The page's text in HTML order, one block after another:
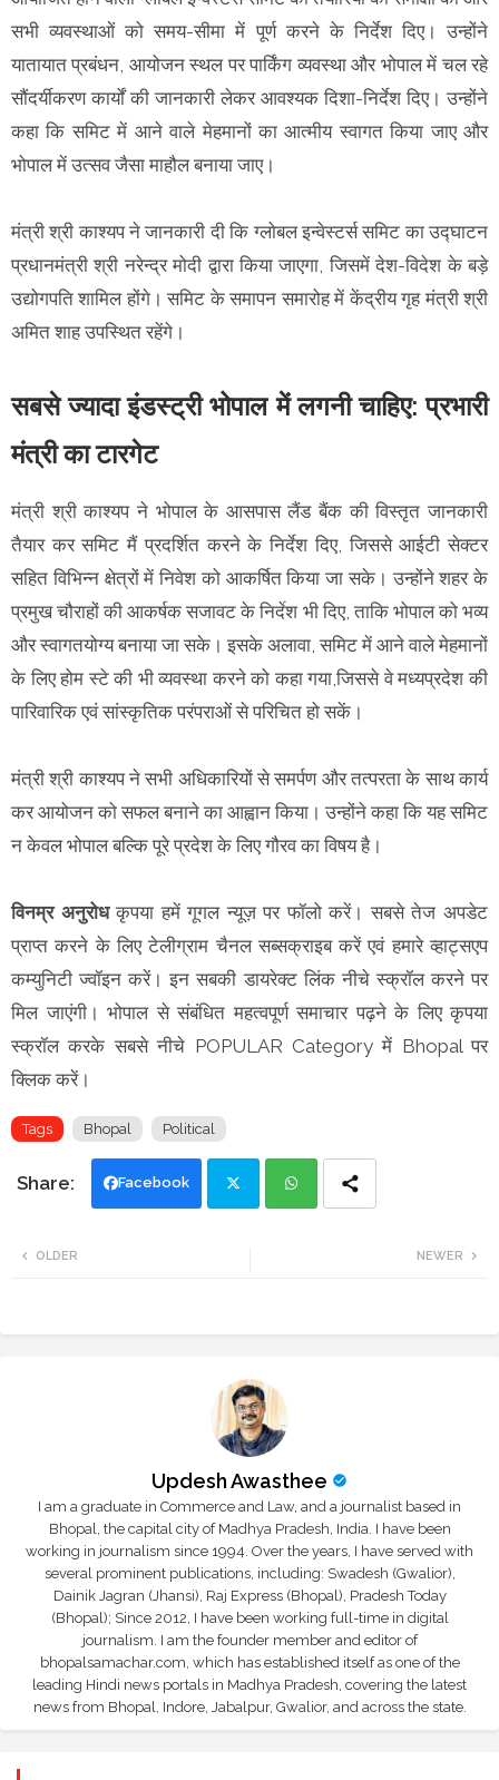
सभी व्यवस्थाओं को समय-सीमा में पूर्ण करने के निर्देश दिए। उन्होंने
यातायात प्रबंधन, आयोजन स्थल पर पार्किंग व्यवस्था और भोपाल में चल रहे
सौंदर्यीकरण कार्यों की जानकारी लेकर आवश्यक दिशा-निर्देश दिए। उन्होंने
कहा कि समिट में आने वाले मेहमानों का आत्मीय स्वागत किया जाए और
भोपाल में उत्सव जैसा माहौल बनाया जाए।
मंत्री श्री काश्यप ने जानकारी दी कि ग्लोबल इन्वेस्टर्स समिट का उद्घाटन
प्रधानमंत्री श्री नरेन्द्र मोदी द्वारा किया जाएगा, जिसमें देश-विदेश के बड़े
उद्योगपति शामिल होंगे। समिट के समापन समारोह में केंद्रीय गृह मंत्री श्री
अमित शाह उपस्थित रहेंगे।
सबसे ज्यादा इंडस्ट्री भोपाल में लगनी चाहिए: प्रभारी
मंत्री का टारगेट
मंत्री श्री काश्यप ने भोपाल के आसपास लैंड बैंक की विस्तृत जानकारी
तैयार कर समिट मैं प्रदर्शित करने के निर्देश दिए, जिससे आईटी सेक्टर
सहित विभिन्न क्षेत्रों में निवेश को आकर्षित किया जा सके। उन्होंने शहर के
प्रमुख चौराहों की आकर्षक सजावट के निर्देश भी दिए, ताकि भोपाल को भव्य
और स्वागतयोग्य बनाया जा सके। इसके अलावा, समिट में आने वाले मेहमानों
के लिए होम स्टे की भी व्यवस्था करने को कहा गया,जिससे वे मध्यप्रदेश की
पारिवारिक एवं सांस्कृतिक परंपराओं से परिचित हो सकें।
मंत्री श्री काश्यप ने सभी अधिकारियों से समर्पण और तत्परता के साथ कार्य
कर आयोजन को सफल बनाने का आह्वान किया। उन्होंने कहा कि यह समिट
न केवल भोपाल बल्कि पूरे प्रदेश के लिए गौरव का विषय है।
विनम्र अनुरोधकृपया हमें गूगल न्यूज़ पर फॉलो करें। सबसे तेज अपडेट
प्राप्त करने के लिए टेलीग्राम चैनल सब्सक्राइब करें एवं हमारे व्हाट्सएप
कम्युनिटी ज्वॉइन करें। इन सबकी डायरेक्ट लिंक नीचे स्क्रॉल करने पर
मिल जाएंगी। भोपाल से संबंधित महत्वपूर्ण समाचार पढ़ने के लिए कृपया
स्क्रॉल करके सबसे नीचे POPULAR Category में Bhopal पर
क्लिक करें।
Tags Bhopal Political
Facebook
NEWER
OLDER
Updesh Awasthee
I am a graduate in Commerce and Law, and a journalist based in
Bhopal, the capital city of Madhya Pradesh, India. I have been
working in journalism since 1994. Over the years, I have served with
several prominent publications, including: Swadesh (Gwalior),
Dainik Jagran (Jhansi), Raj Express (Bhopal), Pradesh Today
(Bhopal); Since 2012, I have been working full-time in digital
journalism. I am the founder member and editor of
bhopalsamachar.com, which has established itself as one of the
leading Hindi news portals in Madhya Pradesh, covering the latest
news from Bhopal, Indore, Jabalpur, Gwalior, and across the state.